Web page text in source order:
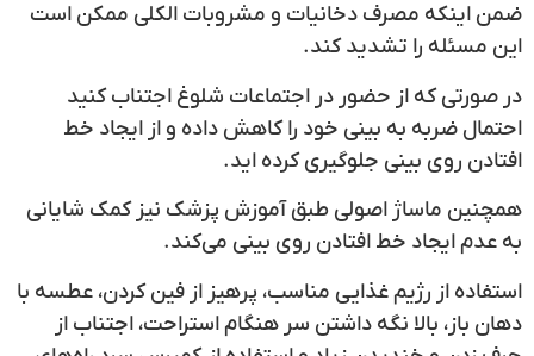
ضمن اینکه مصرف دخانیات و مشروبات الکلی ممکن است
این مسئله را تشدید کند.
در صورتی که از حضور در اجتماعات شلوغ اجتناب کنید
احتمال ضربه به بینی خود را کاهش داده و از ایجاد خط
افتادن روی بینی جلوگیری کرده اید.
همچنین ماساژ اصولی طبق آموزش پزشک نیز کمک شایانی
به عدم ایجاد خط افتادن روی بینی می‌کند.
استفاده از رژیم غذایی مناسب، پرهیز از فین کردن، عطسه با
دهان باز، بالا نگه داشتن سر هنگام استراحت، اجتناب از